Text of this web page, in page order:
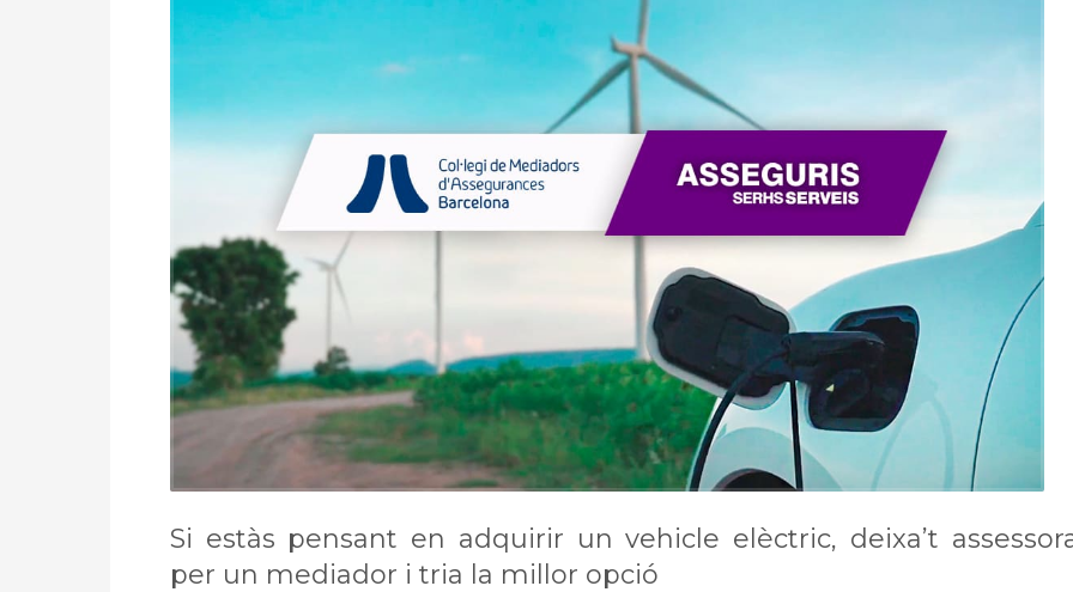
Si estàs pensant en adquirir un vehicle elèctric, deixa’t
per un mediador i tria la millor opció